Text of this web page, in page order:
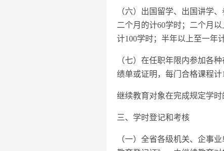
（六）出国留学、出国讲学
二个月的计60学时；二个月
计100学时；半年以上至一年
（七）在任职年限内参加各
绩单或证明，每门合格课程计
继续教育对象在完成规定学
三、学时登记和考核
（一）全省各级机关、企事